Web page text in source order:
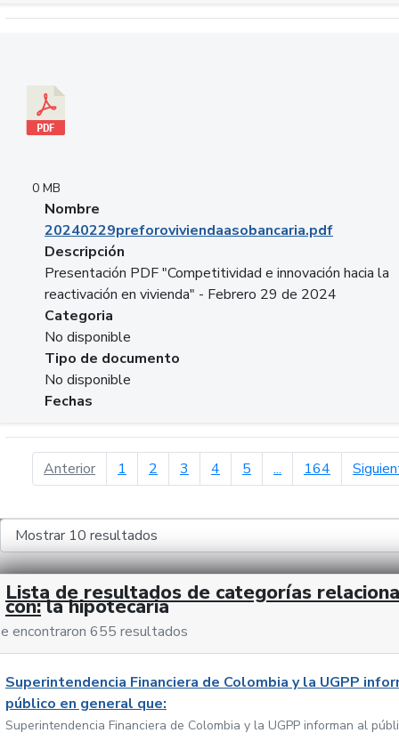
0 MB
Nombre
20240229preforoviviendaasobancaria.pdf
Descripción
Presentación PDF "Competitividad e innovación hacia la
reactivación en vivienda" - Febrero 29 de 2024
Categoria
No disponible
Tipo de documento
No disponible
Fechas
Anteriorpágina anterior
1 2 3 4 5 ... 164
Lista de resultados de categorías
con: la hipotecaria
encontraron 655 resultados
Superintendencia Financiera de Colombia y la UGPP
público en general que:
Superintendencia Financiera de Colombia y la UGPP informan al